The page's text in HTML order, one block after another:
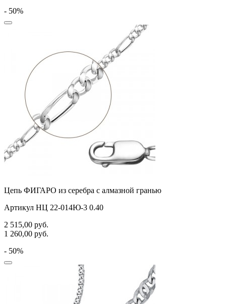
- 50%
Цепь ФИГАРО из серебра с алмазной гранью
Артикул НЦ 22-014Ю-3 0.40
2 515,00 руб.
1 260,00 руб.
- 50%